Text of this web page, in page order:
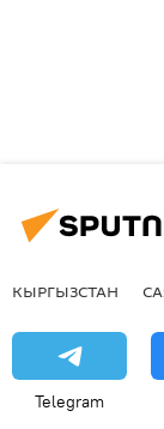
КЫРГЫЗСТАН
Telegram